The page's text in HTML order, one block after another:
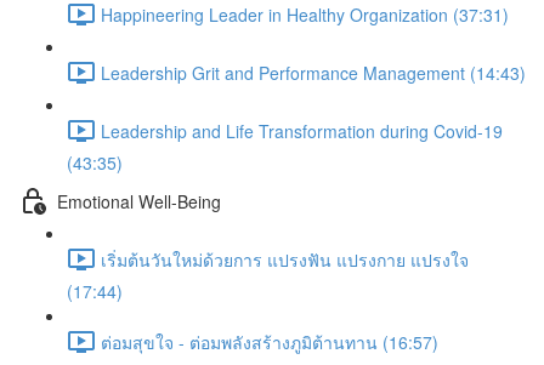
Happineering Leader in Healthy Organization (37:31)
Leadership Grit and Performance Management (14:43)
Leadership and Life Transformation during Covid-19
(43:35)
Emotional Well-Being
เริ่มต้นวันใหม่ด้วยการ แปรงฟัน แปรงกาย แปรงใจ
(17:44)
ต่อมสุขใจ - ต่อมพลังสร้างภูมิต้านทาน (16:57)